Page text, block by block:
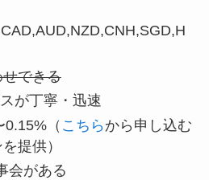
できる
が丁寧・迅速
0.15%（ こちら から申し込む
提供）
会がある